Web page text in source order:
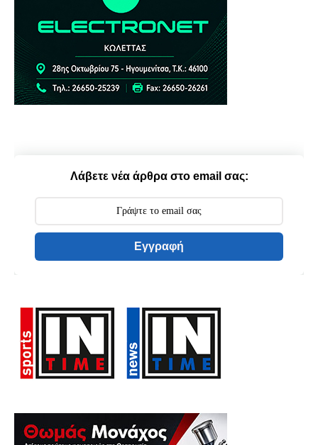
Λάβετε νέα άρθρα στο email σας:
Εγγραφή